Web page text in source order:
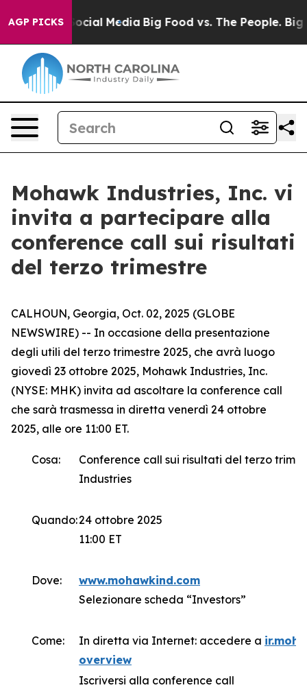
AGP PICKS
on Social Media Big Food vs. The People. Big
Mohawk Industries, Inc. vi
invita a partecipare alla
conference call sui risultati
del terzo trimestre
CALHOUN, Georgia, Oct. 02, 2025 (GLOBE
NEWSWIRE) -- In occasione della presentazione
degli utili del terzo trimestre 2025, che avrà luogo
giovedì 23 ottobre 2025, Mohawk Industries, Inc.
(NYSE: MHK) invita ad ascoltare la conference call
che sarà trasmessa in diretta venerdì 24 ottobre
2025, alle ore 11:00 ET.
Cosa:
Conference call sui risultati del terzo
Industries
Quando:24 ottobre 2025
11:00 ET
Dove:
www.mohawkind.com
Selezionare scheda “Investors”
Come: In diretta via Internet: accedere a
overview
Iscriversi alla conference call